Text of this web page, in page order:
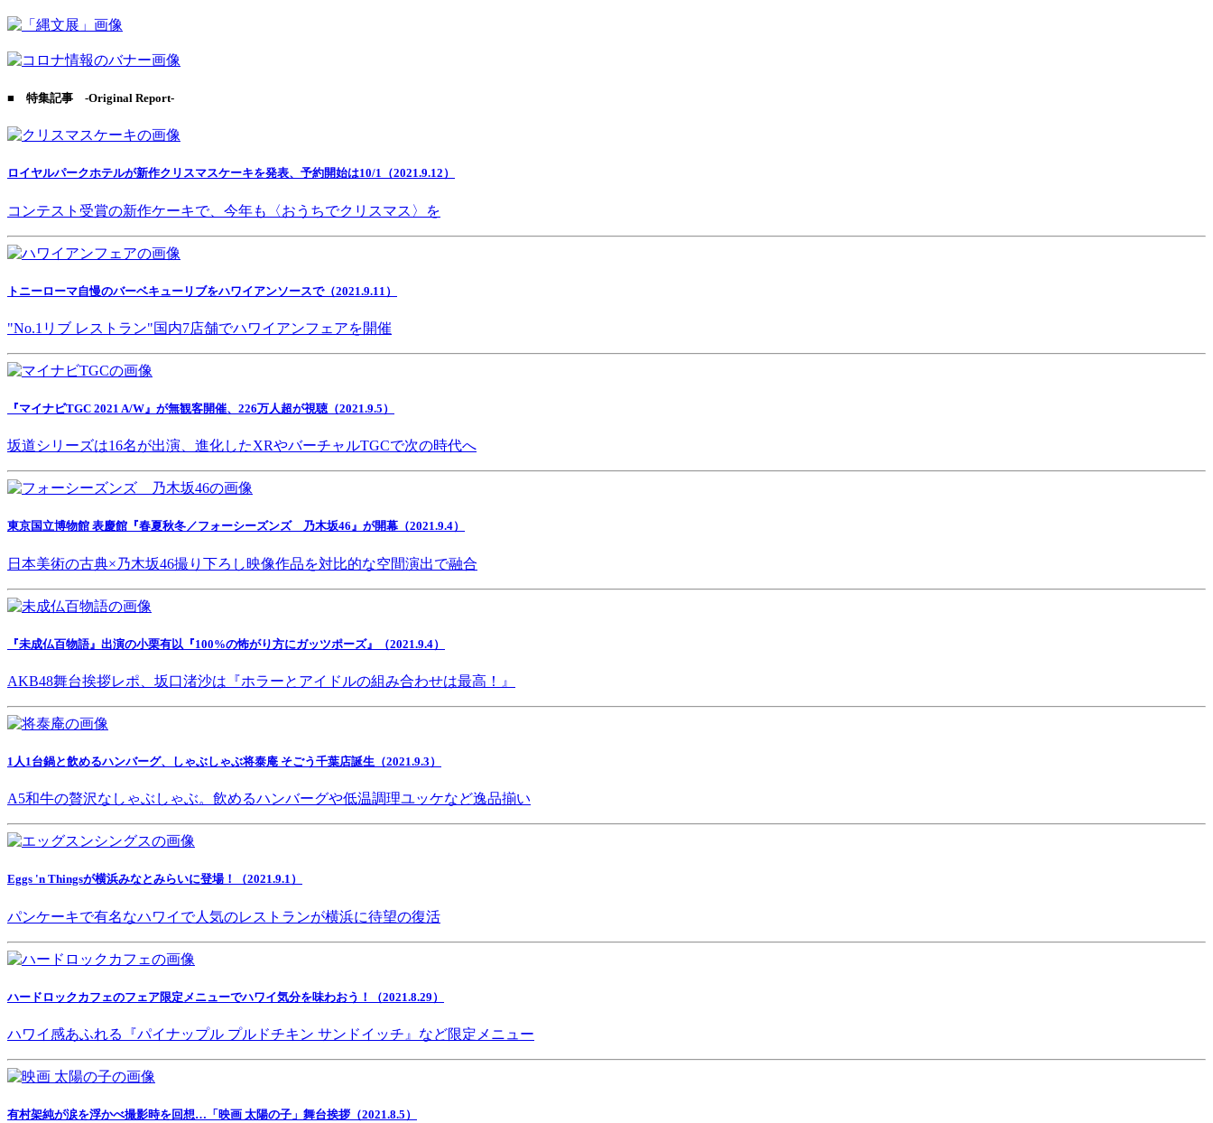
■ 特集記事 -Original Report-
ロイヤルパークホテルが新作クリスマスケーキを発表、予約開始は10/1（2021.9.12）
コンテスト受賞の新作ケーキで、今年も〈おうちでクリスマス〉を
トニーローマ自慢のバーベキューリブをハワイアンソースで（2021.9.11）
"No.1リブ レストラン"国内7店舗でハワイアンフェアを開催
『マイナビTGC 2021 A/W』が無観客開催、226万人超が視聴（2021.9.5）
坂道シリーズは16名が出演、進化したXRやバーチャルTGCで次の時代へ
東京国立博物館 表慶館『春夏秋冬／フォーシーズンズ 乃木坂46』が開幕（2021.9.4）
日本美術の古典×乃木坂46撮り下ろし映像作品を対比的な空間演出で融合
『未成仏百物語』出演の小栗有以『100%の怖がり方にガッツポーズ』（2021.9.4）
AKB48舞台挨拶レポ、坂口渚沙は『ホラーとアイドルの組み合わせは最高！』
1人1台鍋と飲めるハンバーグ、しゃぶしゃぶ将泰庵 そごう千葉店誕生（2021.9.3）
A5和牛の贅沢なしゃぶしゃぶ。飲めるハンバーグや低温調理ユッケなど逸品揃い
Eggs 'n Thingsが横浜みなとみらいに登場！（2021.9.1）
パンケーキで有名なハワイで人気のレストランが横浜に待望の復活
ハードロックカフェのフェア限定メニューでハワイ気分を味わおう！（2021.8.29）
ハワイ感あふれる『パイナップル プルドチキン サンドイッチ』など限定メニュー
有村架純が涙を浮かべ撮影時を回想…「映画 太陽の子」舞台挨拶（2021.8.5）